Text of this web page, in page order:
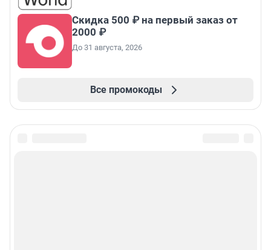
Скидка 500 ₽ на первый заказ от
2000 ₽
До 31 августа, 2026
Все промокоды